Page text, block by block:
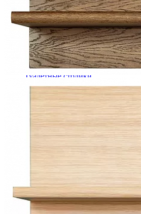
Комоды
Кровати двуспальные
Кровати металлические
Кровати односпальные
Кровати полутороспальные
Решетки и настилы под матрас
Спальные гарнитуры
Тахта
Туалетные столики
Тумбы прикроватные
Шкафы для одежды
Антресоли на шкаф
Полки и ящики в шкаф для
Шкаф 1-дверный для
Шкафы 2-х дверные для
Шкафы 3-х дверные для
Шкафы 4-х дверные для
Шкафы 5-ти дверные для
Шкафы 6-ти дверные для
Шкафы купе для одежды и
Шкафы угловые для
Ящики и короба